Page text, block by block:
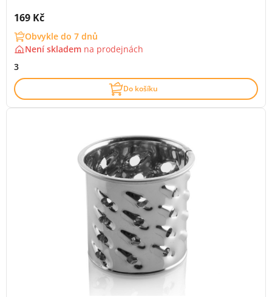
Cena s DPH:
169 Kč
Obvykle do 7 dnů
Není skladem na prodejnách
3
Do košíku